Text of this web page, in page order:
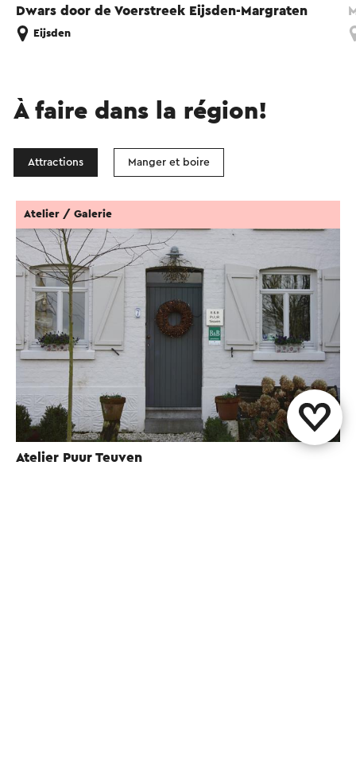
Dwars door de Voerstreek Eijsden-Margraten
Eijsden
À faire dans la région!
Attractions Manger et boire
Atelier Puur Teuven
Atelier / Galerie